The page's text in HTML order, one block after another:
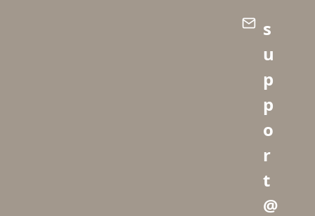
s
u
p
p
o
r
t
@